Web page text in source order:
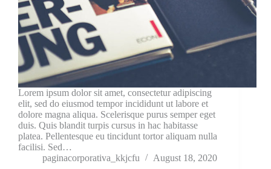
Lorem ipsum dolor sit amet, consectetur adipiscing
elit, sed do eiusmod tempor incididunt ut labore et
dolore magna aliqua. Scelerisque purus semper eget
duis. Quis blandit turpis cursus in hac habitasse
platea. Pellentesque eu tincidunt tortor aliquam nulla
facilisi. Sed…
paginacorporativa_kkjcfu
August 18, 2020